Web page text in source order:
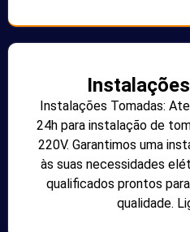
Instalações Tomadas:
24h para instalação de
220V. Garantimos uma
às suas necessidades
qualificados prontos
qualidade.